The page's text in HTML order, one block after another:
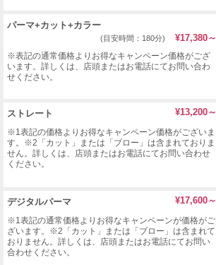
パーマ+カット+カラー
(目安時間：180分) ¥17,380～
※表記の通常価格よりお得なキャンペーン価格がござ
います。詳しくは、店頭またはお電話にてお問い合わ
せください。
ストレート ¥13,200～
※1表記の価格よりお得なキャンペーン価格がございま
す。※2「カット」または「ブロー」は含まれておりま
せん。詳しくは、店頭またはお電話にてお問い合わせ
ください。
デジタルパーマ ¥17,600～
※1表記の通常価格よりお得なキャンペーンが価格がご
ざいます。※2「カット」または「ブロー」は含まれて
おりません。詳しくは、店頭またはお電話にてお問い
合わせください。